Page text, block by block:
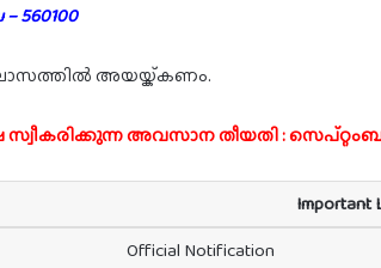
– 560100
അയയ്ക്കണം.
അവസാന തീയതി :
Important
Official Notification